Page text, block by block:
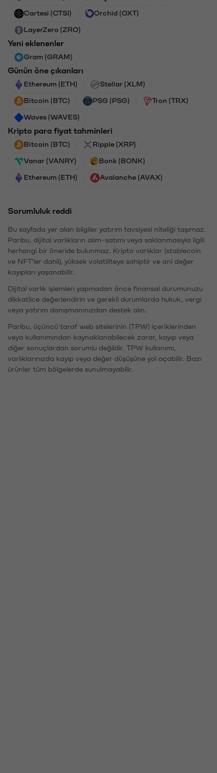
Cartesi (CTSI) Orchid (OXT)
LayerZero (ZRO)
Yeni eklenenler
Gram (GRAM)
Günün öne çıkanları
Ethereum (ETH) Stellar (XLM)
Bitcoin (BTC) PSG (PSG) Tron (TRX)
Waves (WAVES)
Kripto para fiyat tahminleri
Bitcoin (BTC) Ripple (XRP)
Vanar (VANRY) Bonk (BONK)
Ethereum (ETH) Avalanche (AVAX)
Sorumluluk reddi
Bu sayfada yer alan bilgiler yatırım tavsiyesi niteliği taşımaz.
Paribu, dijital varlıkların alım-satımı veya saklanmasıyla ilgili
herhangi bir öneride bulunmaz. Kripto varlıklar (stablecoin
ve NFT'ler dahil), yüksek volatiliteye sahiptir ve ani değer
kayıpları yaşanabilir.
Dijital varlık işlemleri yapmadan önce finansal durumunuzu
dikkatlice değerlendirin ve gerekli durumlarda hukuk, vergi
veya yatırım danışmanınızdan destek alın.
Paribu, üçüncü taraf web sitelerinin (TPW) içeriklerinden
veya kullanımından kaynaklanabilecek zarar, kayıp veya
diğer sonuçlardan sorumlu değildir. TPW kullanımı,
varlıklarınızda kayıp veya değer düşüşüne yol açabilir. Bazı
ürünler tüm bölgelerde sunulmayabilir.